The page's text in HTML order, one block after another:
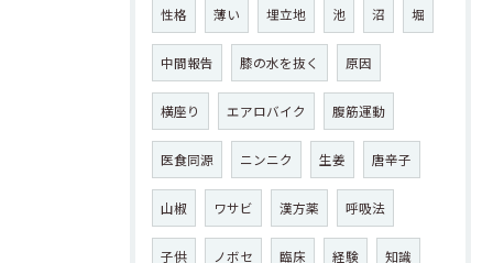
性格 薄い 埋立地 池 沼 堀
中間報告 膝の水を抜く 原因
横座り エアロバイク 腹筋運動
医食同源 ニンニク 生姜 唐辛子
山椒 ワサビ 漢方薬 呼吸法
子供 ノボセ 臨床 経験 知識